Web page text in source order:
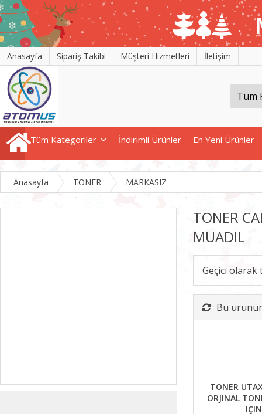
Anasayfa Sipariş Takibi Müşteri Hizmetleri İletişim
Tüm Kategoriler İndirimli Ürünler En Yeni Ürünler
Anasayfa TONER MARKASIZ
TONER
MUADIL
Geçici
Bu
TONER
ORJINAL
IÇIN